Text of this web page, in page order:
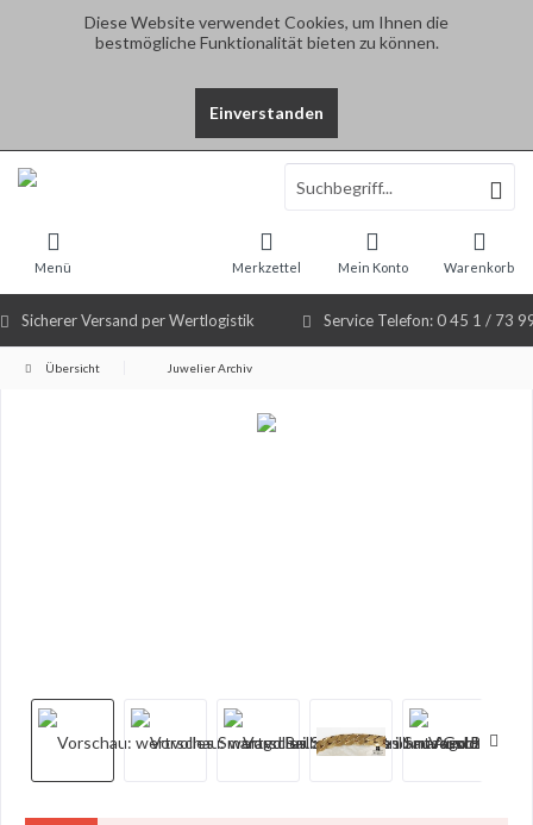
Diese Website verwendet Cookies, um Ihnen die
bestmögliche Funktionalität bieten zu können.
Einverstanden
Sicherer Versand per Wertlogistik Service Telefon: 0 45 1 / 73
Warenkorb
Merkzettel Mein Konto
Menü
Übersicht Juwelier Archiv